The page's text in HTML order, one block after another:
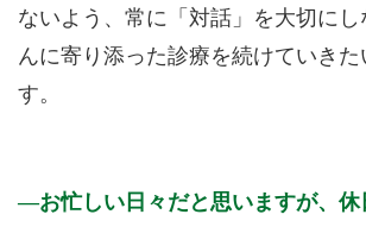
ないよう、常に「対話」を大切にし
んに寄り添った診療を続けていきた
す。
お忙しい日々だと思いますが、